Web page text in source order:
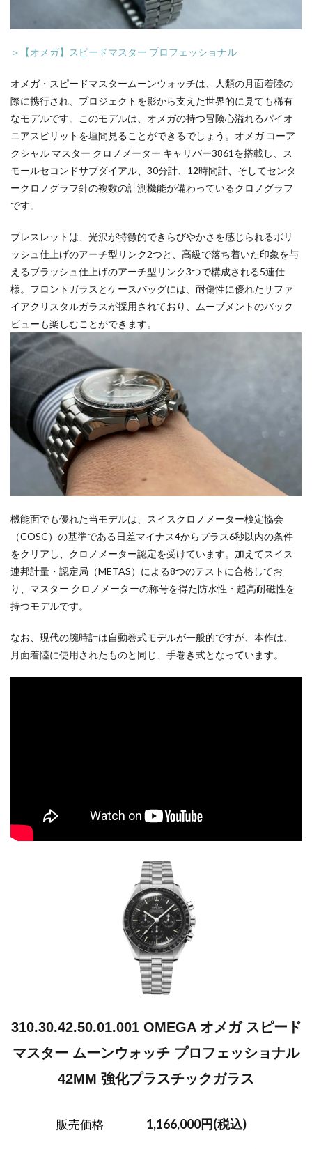
＞【オメガ】スピードマスター プロフェッショナル
オメガ・スピードマスタームーンウォッチは、人類の月面着陸の
際に携行され、プロジェクトを影から支えた世界的に見ても稀有
なモデルです。このモデルは、オメガの持つ冒険心溢れるパイオ
ニアスピリットを垣間見ることができるでしょう。オメガ コーア
クシャル マスター クロノメーター キャリバー3861を搭載し、ス
モールセコンドサブダイアル、30分計、12時間計、そしてセンタ
ークロノグラフ針の複数の計測機能が備わっているクロノグラフ
です。
ブレスレットは、光沢が特徴的できらびやかさを感じられるポリ
ッシュ仕上げのアーチ型リンク2つと、高級で落ち着いた印象を与
えるブラッシュ仕上げのアーチ型リンク3つで構成される5連仕
様。フロントガラスとケースバッグには、耐傷性に優れたサファ
イアクリスタルガラスが採用されており、ムーブメントのバック
ビューも楽しむことができます。
機能面でも優れた当モデルは、スイスクロノメーター検定協会
（COSC）の基準である日差マイナス4からプラス6秒以内の条件
をクリアし、クロノメーター認定を受けています。加えてスイス
連邦計量⁠・認定局（⁠METAS⁠）による8つのテストに合格してお
り、マスター クロノメーターの称号を得た防水性・超高耐磁性を
持つモデルです。
なお、現代の腕時計は自動巻式モデルが一般的ですが、本作は、
月面着陸に使用されたものと同じ、手巻き式となっています。
310.30.42.50.01.001 OMEGA オメガ スピード
マスター ムーンウォッチ プロフェッショナル
42MM 強化プラスチックガラス
販売価格 1,166,000円(税込)